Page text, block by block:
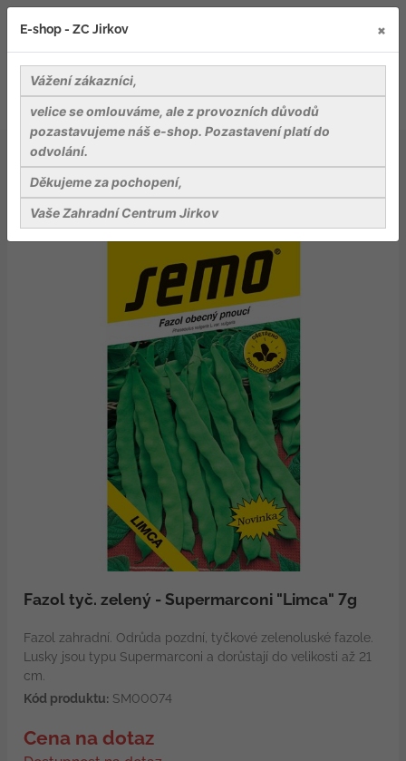
Osiva
Fazol tyč. zelený - Supermarconi "Limca" 7g
Fazol tyč. zelený - Supermarconi "Limca" 7g
Fazol zahradní. Odrůda pozdní, tyčkové zelenoluské fazole.
Lusky jsou typu Supermarconi a dorůstají do velikosti až 21
cm.
Kód produktu:SM00074
Cena na dotaz
E-shop - ZC Jirkov ×
Vážení zákazníci,
velice se omlouváme, ale z provozních důvodů
pozastavujeme náš e-shop. Pozastavení platí do
odvolání.
Děkujeme za pochopení,
Vaše Zahradní Centrum Jirkov